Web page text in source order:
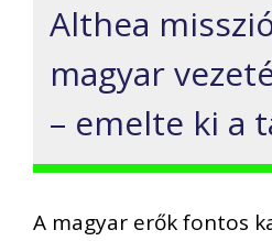
Althea
magyar
– emelte ki a
A magyar erők fontos